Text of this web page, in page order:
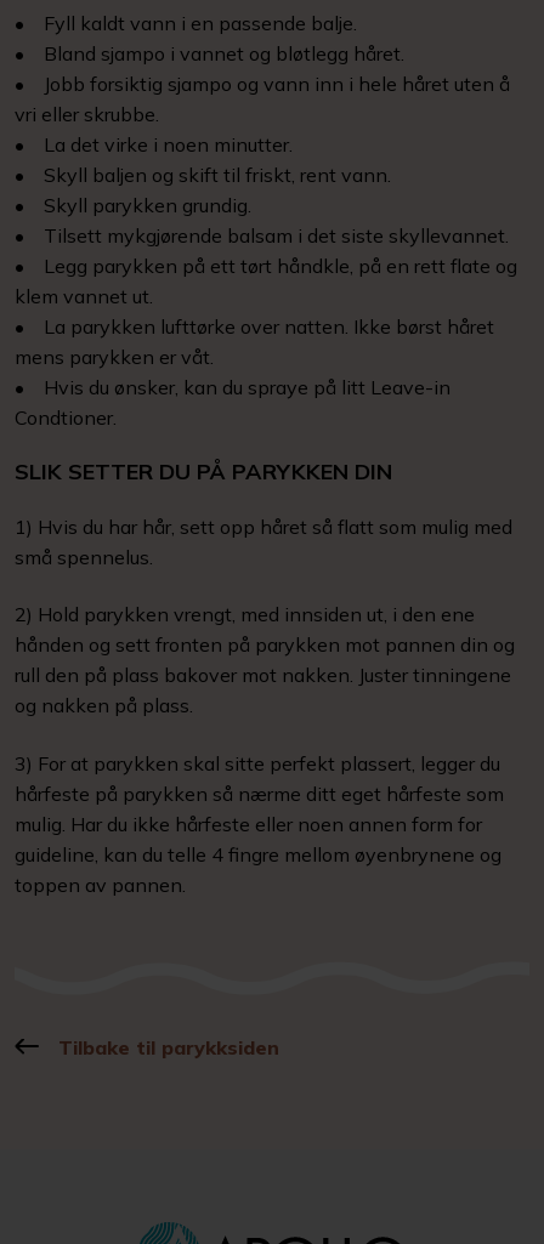
• Fyll kaldt vann i en passende balje.
• Bland sjampo i vannet og bløtlegg håret.
• Jobb forsiktig sjampo og vann inn i hele håret uten å
vri eller skrubbe.
• La det virke i noen minutter.
• Skyll baljen og skift til friskt, rent vann.
• Skyll parykken grundig.
• Tilsett mykgjørende balsam i det siste skyllevannet.
• Legg parykken på ett tørt håndkle, på en rett flate og
klem vannet ut.
• La parykken lufttørke over natten. Ikke børst håret
mens parykken er våt.
• Hvis du ønsker, kan du spraye på litt Leave-in
Condtioner.
SLIK SETTER DU PÅ PARYKKEN DIN
1) Hvis du har hår, sett opp håret så flatt som mulig med
små spennelus.
2) Hold parykken vrengt, med innsiden ut, i den ene
hånden og sett fronten på parykken mot pannen din og
rull den på plass bakover mot nakken. Juster tinningene
og nakken på plass.
3) For at parykken skal sitte perfekt plassert, legger du
hårfeste på parykken så nærme ditt eget hårfeste som
mulig. Har du ikke hårfeste eller noen annen form for
guideline, kan du telle 4 fingre mellom øyenbrynene og
toppen av pannen.
Tilbake til parykksiden